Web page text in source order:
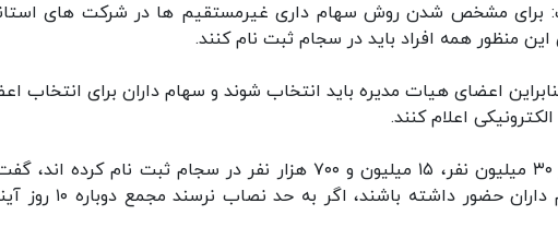
برای مشخص شدن روش سهام داری غیرمستقیم ها در شرکت های
منظور همه افراد باید در سجام ثبت نام کنند.
اعضای هیات مدیره باید انتخاب شوند و سهام داران برای انتخاب
اعلام کنند.
وی با بیان اینکه از ۳۰ میلیون نفر، ۱۵ میلیون و ۷۰۰ هزار نفر در
باید ۵۰ درصد سهام